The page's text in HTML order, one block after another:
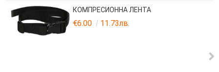
КОМПРЕСИОННА ЛЕНТА
€6.00 11.73лв.